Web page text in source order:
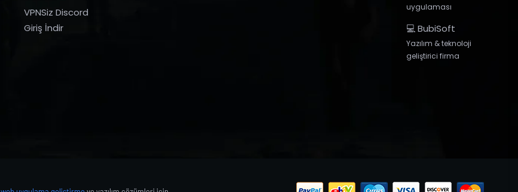
VPNSiz Discord
Giriş İndir
uygulaması
💻 BubiSoft
Yazılım & teknoloji
geliştirici firma